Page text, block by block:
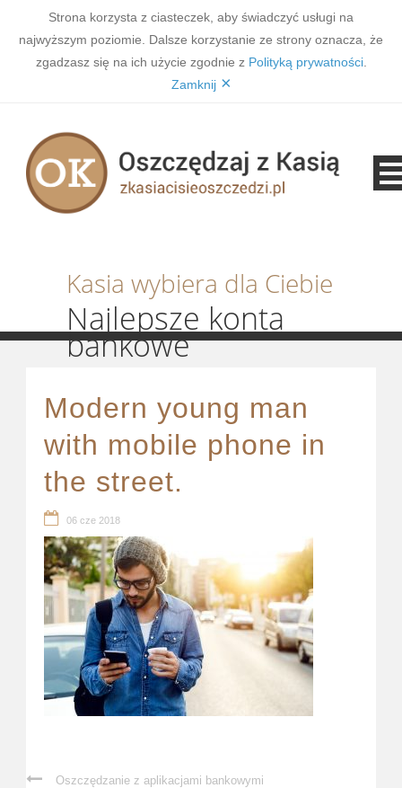
Strona korzysta z ciasteczek, aby świadczyć usługi na
najwyższym poziomie. Dalsze korzystanie ze strony oznacza, że
zgadzasz się na ich użycie zgodnie z Polityką prywatności.
Zamknij ×
Kasia wybiera dla Ciebie
Najlepsze konta
bankowe
Modern young man
with mobile phone in
the street.
06 cze 2018
Oszczędzanie z aplikacjami bankowymi